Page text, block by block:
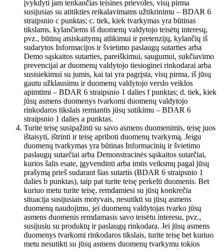
įvykdyti jam tenkančias teisines prievoles, visų pirma
susijusias su atitikties reikalavimams užtikrinimu – BDAR 6
straipsnio c punktas; c. tiek, kiek tvarkymas yra būtinas
tikslams, kylančiems iš duomenų valdytojo teisėtų interesų,
pvz., būtinų atsiskaitymų atlikimui ir pretenzijų, kylančių iš
sudarytos Informacijos ir švietimo paslaugų sutarties arba
Demo sąskaitos sutarties, pareiškimui, saugumui, sukčiavimo
prevencijai ar duomenų valdytojo tiesioginei rinkodarai arba
susisiekimui su jumis, kai tai yra pagrįsta, visų pirma, iš jūsų
gautu užklausimu ir duomenų valdytojo verslo veiklos
apimtimi – BDAR 6 straipsnio 1 dalies f punktas; d. tiek, kiek
jūsų asmens duomenys tvarkomi duomenų valdytojo
rinkodaros tikslais remiantis jūsų sutikimu – BDAR 6
straipsnio 1 dalies a punktas.
Turite teisę susipažinti su savo asmens duomenimis, teisę juos
ištaisyti, ištrinti ir teisę apriboti duomenų tvarkymą. Jeigu
duomenų tvarkymas yra būtinas Informacinių ir švietimo
paslaugų sutarčiai arba Demonstracinės sąskaitos sutarčiai,
kurios šalis esate, įgyvendinti arba imtis veiksmų pagal jūsų
prašymą prieš sudarant šias sutartis (BDAR 6 straipsnio 1
dalies b punktas), taip pat turite teisę perkelti duomenis. Bet
kuriuo metu turite teisę, remdamiesi su jūsų konkrečia
situacija susijusiais motyvais, nesutikti su jūsų asmens
duomenų naudojimu, jei duomenų valdytojas tvarko jūsų
asmens duomenis remdamasis savo teisėtu interesu, pvz.,
susijusiu su produktų ir paslaugų rinkodara. Jei jūsų asmens
duomenys tvarkomi rinkodaros tikslais, turite teisę bet kuriuo
metu nesutikti su jūsų asmens duomenų tvarkymu tokios